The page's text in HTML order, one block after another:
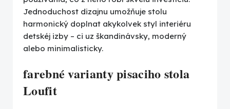
Jednoduchost dizajnu umožňuje stolu
harmonický doplnat akykolvek styl interiéru
detskéj izby – ci uz škandinávsky, moderný
alebo minimalisticky.
farebné varianty pisaciho stola
Loufit